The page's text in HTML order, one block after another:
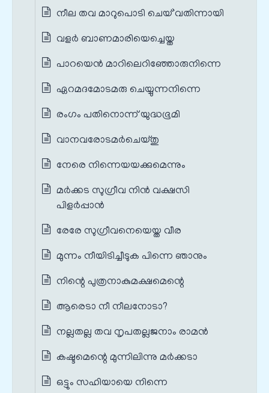
നീല തവ മാറുപൊടി ചെയ്`വതിന്നായി
വളർ ബാണമാരിയെച്ചെയ്ത
പാറയെന്‍ മാറിലെറിഞ്ഞോരുനിന്നെ
ഏറമദമോടമരു ചെയ്യുന്നനിന്നെ
രംഗം പതിനൊന്ന് യുദ്ധഭൂമി
വാനവരോടമര്‍ചെയ്തു
നേരെ നിന്നെയയക്കുമെന്നും
മര്‍ക്കട സുഗ്രീവ നിൻ വക്ഷസി
പിളര്‍പ്പാൻ
രേരേ സുഗ്രീവനെയെയ്ത വീര
മുന്നം നീയിടിച്ചീടുക പിന്നെ ഞാനും
നിന്റെ പുത്രനാകുമക്ഷമെന്റെ
ആരെടാ നീ നീലനോടാ?
നല്ലതല്ല തവ നൃപതല്ലജനാം രാമന്‍
കഷ്ടമെന്റെ മുന്നിലിന്നു മര്‍ക്കടാ
ഒട്ടും സഹിയായെ നിന്നെ